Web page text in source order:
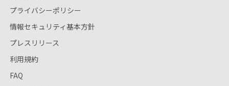
プライバシーポリシー
情報セキュリティ基本方針
プレスリリース
利用規約
FAQ